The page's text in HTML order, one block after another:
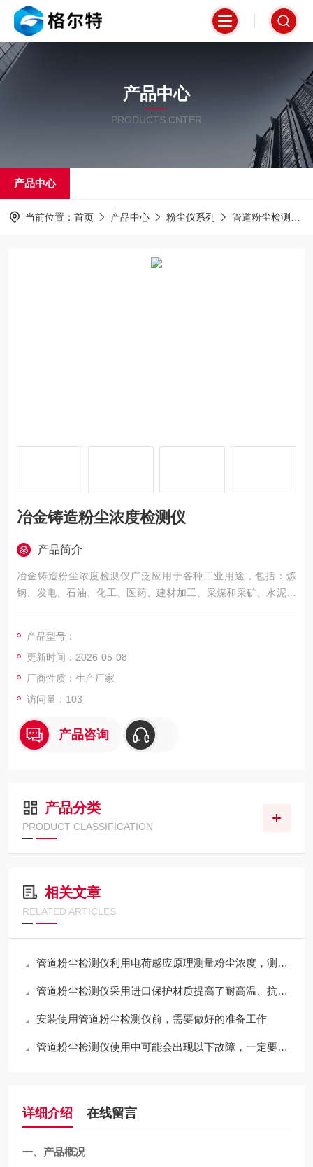
产品中心
PRODUCTS CNTER
产品中心
当前位置： 首页 产品中心 粉尘仪系列 管道粉尘检测仪
冶金铸造粉尘浓度检测仪
产品简介
冶金铸造粉尘浓度检测仪广泛应用于各种工业用途，包括：炼
钢、发电、石油、化工、医药、建材加工、采煤和采矿、水泥制
造和包装等行业。典型用途包括布袋除尘器滤袋破损的探测，对
工艺中煤气管道粉尘浓度进行在线监测，或粉状材料回收、产品
输送总量监测。
产品型号：
更新时间：2026-05-08
厂商性质：生产厂家
访问量：103
产品咨询
产品分类
PRODUCT CLASSIFICATION
相关文章
RELATED ARTICLES
管道粉尘检测仪利用电荷感应原理测量粉尘浓度，测量精度高
管道粉尘检测仪采用进口保护材质提高了耐高温、抗腐蚀和防粘附的能力
安装使用管道粉尘检测仪前，需要做好的准备工作
管道粉尘检测仪使用中可能会出现以下故障，一定要注意吖
详细介绍 在线留言
一、产品概况